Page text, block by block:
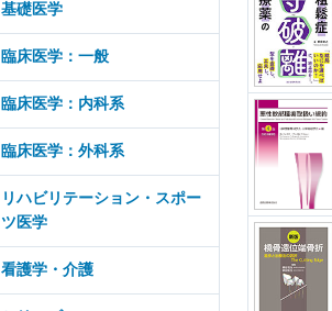
基礎医学
臨床医学：一般
臨床医学：内科系
臨床医学：外科系
リハビリテーション・スポー
ツ医学
看護学・介護